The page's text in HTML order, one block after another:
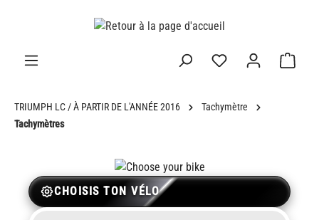
TRIUMPH LC / À PARTIR DE L'ANNÉE 2016
Tachymètre
Tachymètres
CHOISIS TON VÉLO